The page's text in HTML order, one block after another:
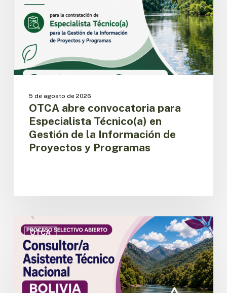
Gestión
Información
de
Programas
5 de agosto de 2026
OTCA abre convocatoria para
Especialista Técnico(a) en
Gestión de la Información de
Proyectos y Programas
OTCA
OTCA
abre
convocatoria
para
Consultor/a
Asistente
Técnico